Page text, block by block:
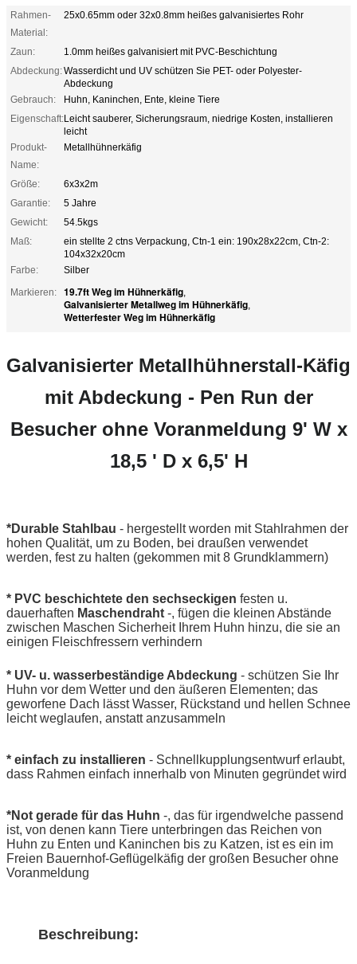
Rahmen-
Material:
25x0.65mm oder 32x0.8mm heißes galvanisiertes Rohr
Zaun:
1.0mm heißes galvanisiert mit PVC-Beschichtung
Abdeckung:Wasserdicht und UV schützen Sie PET- oder Polyester-
Abdeckung
Gebrauch:
Huhn, Kaninchen, Ente, kleine Tiere
Eigenschaft:Leicht sauberer, Sicherungsraum, niedrige Kosten, installieren
leicht
Produkt-
Name:
Metallhühnerkäfig
Größe:
6x3x2m
Garantie:
5 Jahre
Gewicht:
54.5kgs
Maß:
ein stellte 2 ctns Verpackung, Ctn-1 ein: 190x28x22cm, Ctn-2:
104x32x20cm
Farbe:
Silber
Markieren:
19.7ft Weg im Hühnerkäfig,
Galvanisierter Metallweg im Hühnerkäfig,
Wetterfester Weg im Hühnerkäfig
Galvanisierter Metallhühnerstall-Käfig
mit Abdeckung - Pen Run der
Besucher ohne Voranmeldung 9' W x
18,5 ' D x 6,5' H
*Durable Stahlbau - hergestellt worden mit Stahlrahmen der
hohen Qualität, um zu Boden, bei draußen verwendet
werden, fest zu halten (gekommen mit 8 Grundklammern)
* PVC beschichtete den sechseckigen festen u.
dauerhaften Maschendraht -, fügen die kleinen Abstände
zwischen Maschen Sicherheit Ihrem Huhn hinzu, die sie an
einigen Fleischfressern verhindern
* UV- u. wasserbeständige Abdeckung - schützen Sie Ihr
Huhn vor dem Wetter und den äußeren Elementen; das
geworfene Dach lässt Wasser, Rückstand und hellen Schnee
leicht weglaufen, anstatt anzusammeln
* einfach zu installieren - Schnellkupplungsentwurf erlaubt,
dass Rahmen einfach innerhalb von Minuten gegründet wird
*Not gerade für das Huhn -, das für irgendwelche passend
ist, von denen kann Tiere unterbringen das Reichen von
Huhn zu Enten und Kaninchen bis zu Katzen, ist es ein im
Freien Bauernhof-Geflügelkäfig der großen Besucher ohne
Voranmeldung
Beschreibung: